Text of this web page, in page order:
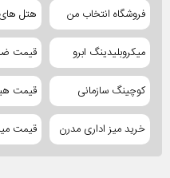
فروشگاه انتخاب من هتل
میکروبلیدینگ ابرو قیمت
کوچینگ سازمانی قیمت
خرید میز اداری مدرن قیمت